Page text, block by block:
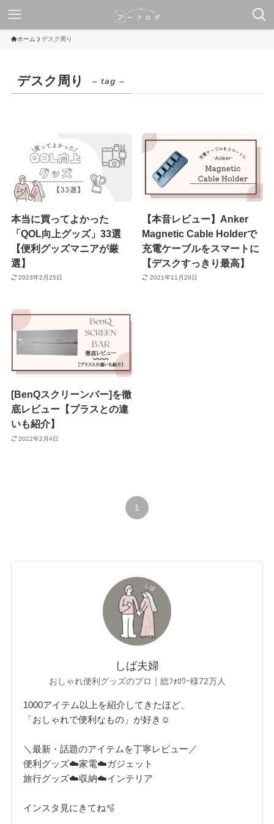
ホーム デスク周り
デスク周り – tag –
本当に買ってよかった
「QOL向上グッズ」33選
【便利グッズマニアが厳
選】
2023年2月25日
【本音レビュー】Anker
Magnetic Cable Holderで
充電ケーブルをスマートに
【デスクすっきり最高】
2021年11月29日
[BenQスクリーンバー]を徹
底レビュー【プラスとの違
いも紹介】
2022年2月4日
1
しば夫婦
おしゃれ便利グッズのプロ｜総ﾌｫﾛﾜｰ様72万人
1000アイテム以上を紹介してきたほど、
「おしゃれで便利なもの」が好き☺︎
＼最新・話題のアイテムを丁寧レビュー／
便利グッズ☁️家電☁️ガジェット
旅行グッズ☁️収納☁️インテリア
インスタ見にきてね🫧